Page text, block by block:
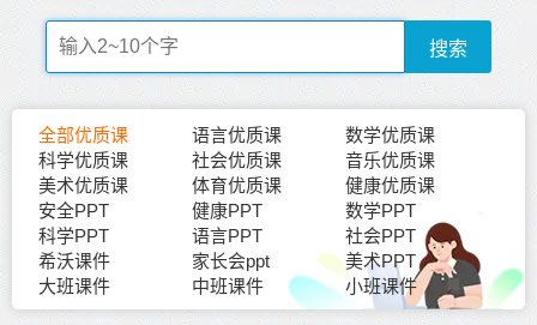
搜索
全部优质课 语言优质课
数学优质课
科学优质课
社会优质课
音乐优质课
美术优质课
体育优质课
健康优质课
安全PPT
健康PPT
数学PPT
科学PPT
语言PPT
社会PPT
希沃课件
家长会ppt
美术PPT
大班课件
中班课件 小班课件